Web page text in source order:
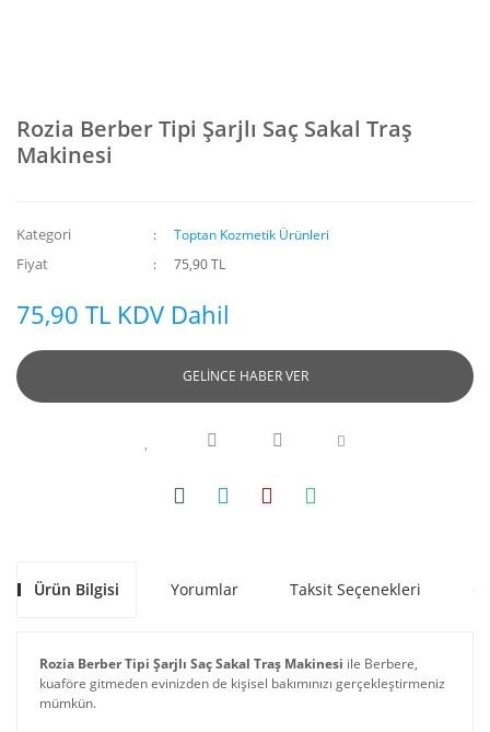
Rozia Berber Tipi Şarjlı Saç Sakal Traş
Makinesi
Kategori Toptan Kozmetik Ürünleri
Fiyat 75,90 TL
75,90 TL KDV Dahil
GELİNCE HABER VER
Ürün Bilgisi Yorumlar Taksit Seçenekleri
Rozia Berber Tipi Şarjlı Saç Sakal Traş Makinesi ile Berbere,
kuaföre gitmeden evinizden de kişisel bakımınızı gerçekleştirmeniz
mümkün.